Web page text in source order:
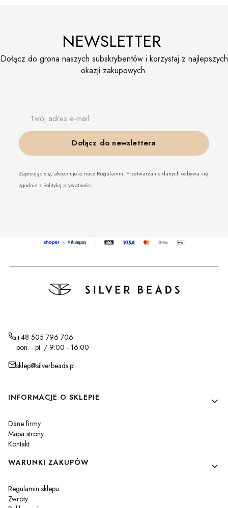
NEWSLETTER
Dołącz do grona naszych subskrybentów i korzystaj z najlepszych
okazji zakupowych
Twój adres e-mail
Dołącz do newslettera
Zapisując się, akceptujesz nasz Regulamin. Przetwarzanie danych odbywa się
zgodnie z Polityką prywatności.
+48 505 796 706
pon. - pt. / 9:00 - 16:00
sklep@silverbeads.pl
Linki w stopce
INFORMACJE O SKLEPIE
Dane firmy
Mapa strony
Kontakt
WARUNKI ZAKUPÓW
Regulamin sklepu
Zwroty